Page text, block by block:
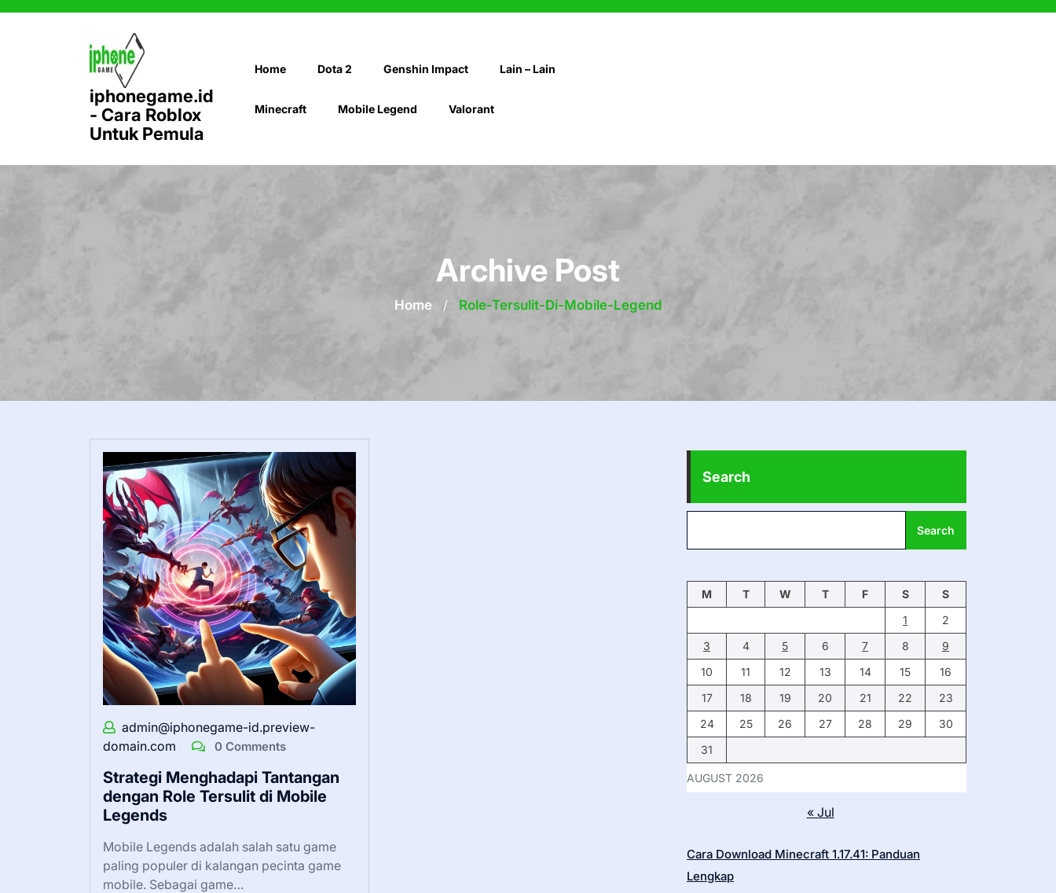
Skip
iphonegame.id
- Cara Roblox
Untuk Pemula
Home Dota 2 Genshin Impact Lain – Lain
Minecraft Mobile Legend Valorant
Archive Post
Home / Role-Tersulit-Di-Mobile-Legend
admin@iphonegame-id.preview-
domain.com
0 Comments
Strategi Menghadapi Tantangan
dengan Role Tersulit di Mobile
Legends
Mobile Legends adalah salah satu game
paling populer di kalangan pecinta game
mobile. Sebagai game…
Search
Search
AUGUST 2026
M T W T F S
S
1
2
3
4 5 6 7 8
9
10
11 12 13 14 15
16
17
18 19 20 21 22
23
24
25 26 27 28 29
30
31
« Jul
Cara Download Minecraft 1.17.41: Panduan
Lengkap